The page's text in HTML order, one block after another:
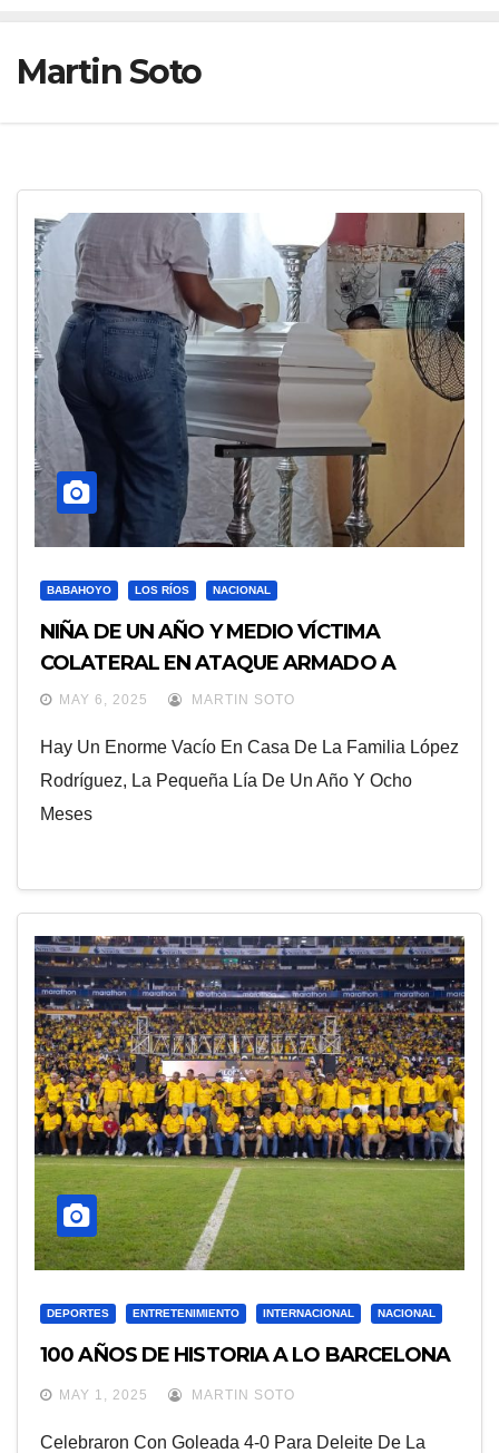
Martin Soto
BABAHOYO LOS RÍOS NACIONAL
NIÑA DE UN AÑO Y MEDIO VÍCTIMA
COLATERAL EN ATAQUE ARMADO A
VELORIO
MAY 6, 2025 MARTIN SOTO
Hay Un Enorme Vacío En Casa De La Familia López
Rodríguez, La Pequeña Lía De Un Año Y Ocho
Meses
DEPORTES ENTRETENIMIENTO INTERNACIONAL NACIONAL
100 AÑOS DE HISTORIA A LO BARCELONA
MAY 1, 2025 MARTIN SOTO
Celebraron Con Goleada 4-0 Para Deleite De La